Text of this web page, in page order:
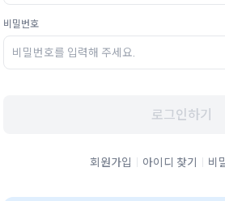
비밀번호
로그인하기
회원가입 아이디 찾기 비